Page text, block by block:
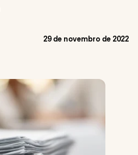
29 de novembro de 2022